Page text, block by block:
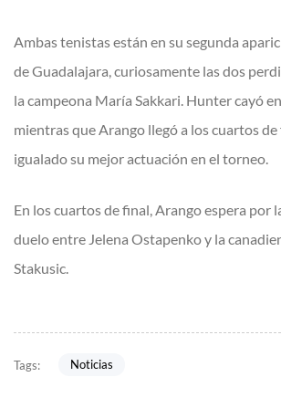
Ambas tenistas están en su segunda
de Guadalajara, curiosamente las dos
la campeona María Sakkari. Hunter cayó
mientras que Arango llegó a los cuartos
igualado su mejor actuación en el torneo.
En los cuartos de final, Arango espera por
duelo entre Jelena Ostapenko y la
Stakusic.
Tags: Noticias